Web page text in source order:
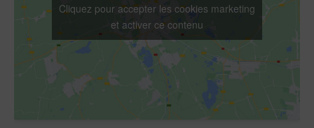
Cliquez pour accepter les cookies marketing
et activer ce contenu